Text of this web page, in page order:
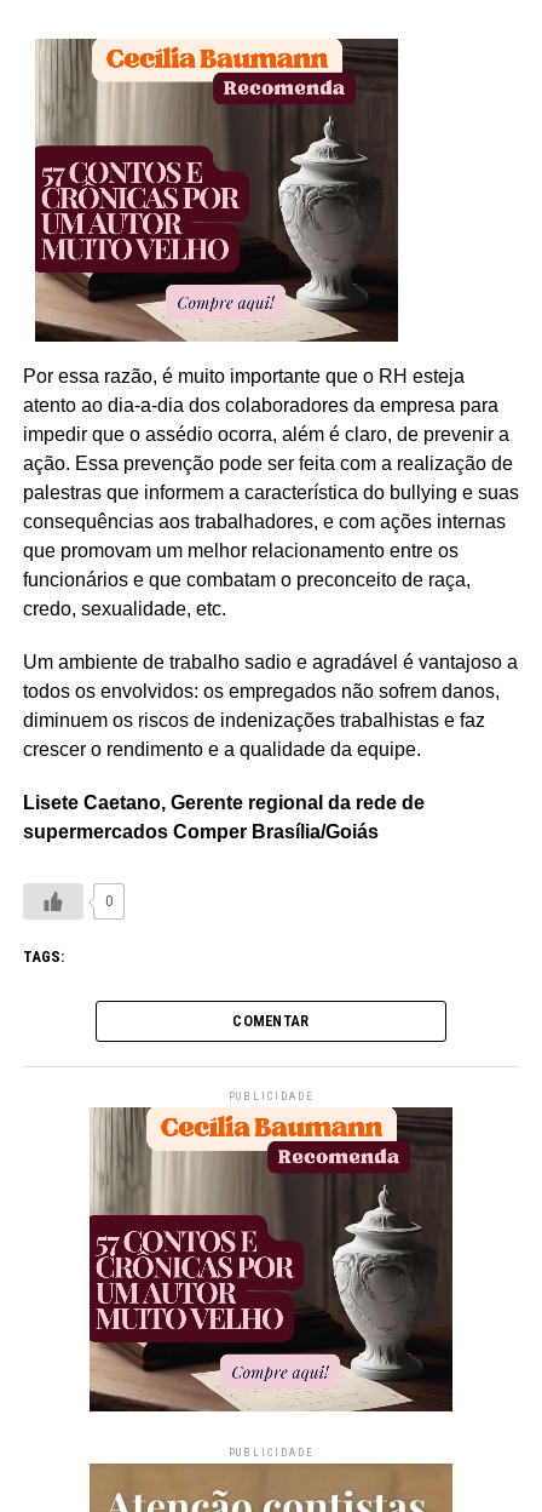
Por essa razão, é muito importante que o RH esteja
atento ao dia-a-dia dos colaboradores da empresa para
impedir que o assédio ocorra, além é claro, de prevenir a
ação. Essa prevenção pode ser feita com a realização de
palestras que informem a característica do bullying e suas
consequências aos trabalhadores, e com ações internas
que promovam um melhor relacionamento entre os
funcionários e que combatam o preconceito de raça,
credo, sexualidade, etc.
Um ambiente de trabalho sadio e agradável é vantajoso a
todos os envolvidos: os empregados não sofrem danos,
diminuem os riscos de indenizações trabalhistas e faz
crescer o rendimento e a qualidade da equipe.
Lisete Caetano, Gerente regional da rede de
supermercados Comper Brasília/Goiás
0
TAGS:
COMENTAR
PUBLICIDADE
PUBLICIDADE